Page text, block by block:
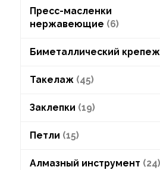
Пресс-масленки
нержавеющие
6
Биметаллический крепеж
Такелаж 45
Заклепки 19
Петли 15
Алмазный инструмент 24